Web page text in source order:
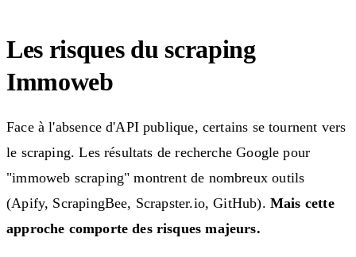
Les risques du scraping
Immoweb
Face à l'absence d'API publique, certains se tournent vers
le scraping. Les résultats de recherche Google pour
"immoweb scraping" montrent de nombreux outils
(Apify, ScrapingBee, Scrapster.io, GitHub). Mais cette
approche comporte des risques majeurs.